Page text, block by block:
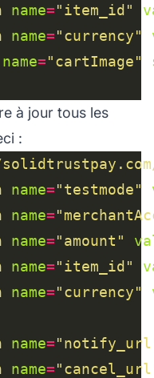
name="item_id"
name="currency"
name="cartImage"
à jour tous les
:
name="testmode"
name=
name="amount"
name="item_id"
name="currency"
name=
name=